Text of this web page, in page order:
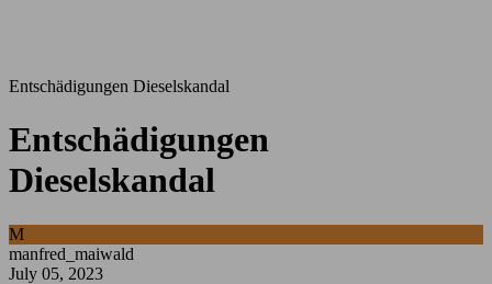
Entschädigungen Dieselskandal
Entschädigungen
Dieselskandal
M
manfred_maiwald
July 05, 2023